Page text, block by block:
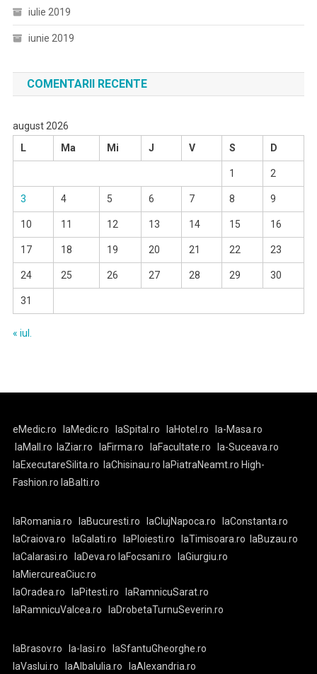
iulie 2019
iunie 2019
COMENTARII RECENTE
august 2026
L
Ma Mi J V S D
1 2
3 4 5 6 7 8 9
10 11 12 13 14 15 16
17 18 19 20 21 22 23
24 25 26 27 28 29 30
31
« iul.
eMedic.ro laMedic.ro laSpital.ro laHotel.ro
la-Masa.ro
laMall.ro
laZiar.ro laFirma.ro laFacultate.ro
la-Suceava.ro
laExecutareSilita.ro
laChisinau.ro laPiatraNeamt.ro High-
Fashion.ro laBalti.ro
laRomania.ro laBucuresti.ro laClujNapoca.ro
laConstanta.ro
laCraiova.ro
laGalati.ro laPloiesti.ro laTimisoara.ro
laBuzau.ro
laCalarasi.ro
laDeva.ro laFocsani.ro
laGiurgiu.ro
laMiercureaCiuc.ro
laOradea.ro
laPitesti.ro
laRamnicuSarat.ro
laRamnicuValcea.ro
laDrobetaTurnuSeverin.ro
laBrasov.ro la-Iasi.ro
laSfantuGheorghe.ro
laVaslui.ro
laAlbaIulia.ro laAlexandria.ro